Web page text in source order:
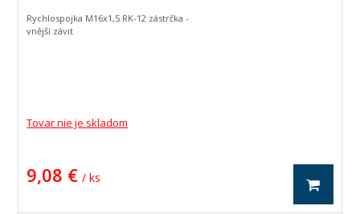
Tovar nie je skladom
9,08 € / ks
Rychlospojka M16x1,5 RK-12 zástrčka -
vnější závit